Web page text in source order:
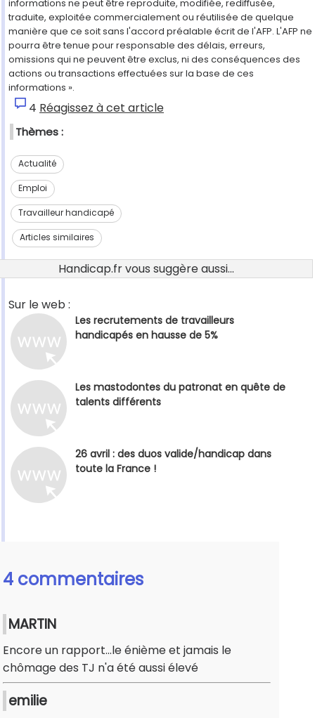
informations ne peut être reproduite, modifiée, rediffusée,
traduite, exploitée commercialement ou réutilisée de quelque
manière que ce soit sans l'accord préalable écrit de l'AFP. L'AFP ne
pourra être tenue pour responsable des délais, erreurs,
omissions qui ne peuvent être exclus, ni des conséquences des
actions ou transactions effectuées sur la base de ces
informations ».
4 Réagissez à cet article
Thèmes :
Actualité
Emploi
Travailleur handicapé
Articles similaires
Handicap.fr vous suggère aussi...
Sur le web :
Les recrutements de travailleurs
handicapés en hausse de 5%
Les mastodontes du patronat en quête de
talents différents
26 avril : des duos valide/handicap dans
toute la France !
4 commentaires
MARTIN
Encore un rapport...le énième et jamais le
chômage des TJ n'a été aussi élevé
emilie